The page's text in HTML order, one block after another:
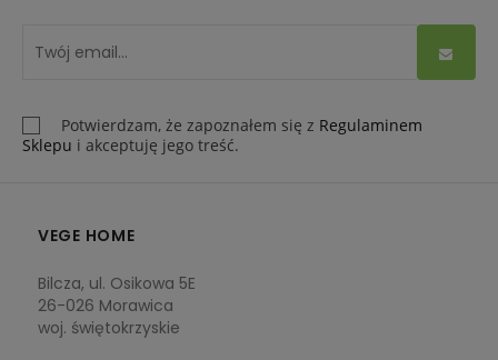
Potwierdzam, że zapoznałem się z Regulaminem
Sklepu i akceptuję jego treść.
VEGE HOME
Bilcza, ul. Osikowa 5E
26-026 Morawica
woj. świętokrzyskie